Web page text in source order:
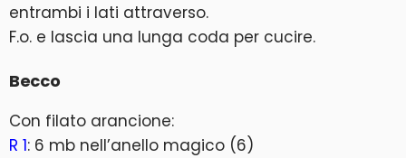
entrambi i lati attraverso.
F.o. e lascia una lunga coda per cucire.
Becco
Con filato arancione:
R 1: 6 mb nell’anello magico (6)